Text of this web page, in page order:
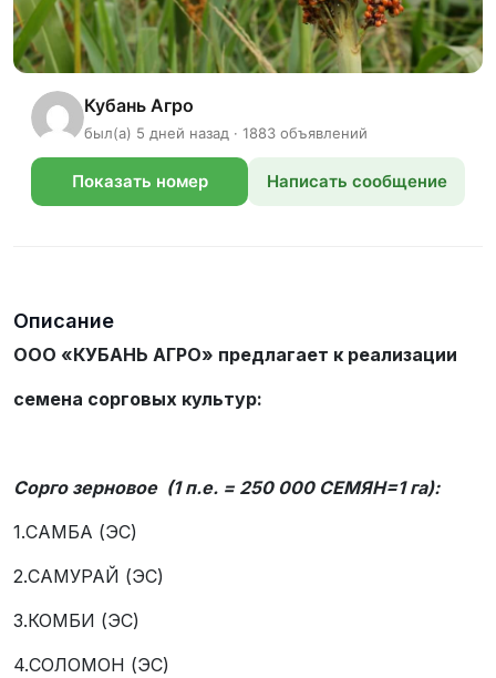
Кубань Агро
был(а) 5 дней назад · 1883 объявлений
Показать номер Написать сообщение
Описание
ООО «КУБАНЬ АГРО» предлагает к реализации
семена сорговых культур:
Сорго зерновое (1 п.е. = 250 000 СЕМЯН=1 га):
1.САМБА (ЭС)
2.САМУРАЙ (ЭС)
3.КОМБИ (ЭС)
4.СОЛОМОН (ЭС)